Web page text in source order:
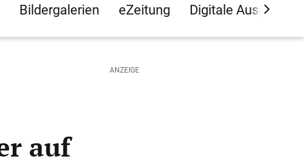
Bildergalerien eZeitung Digitale Ausgaben
auf